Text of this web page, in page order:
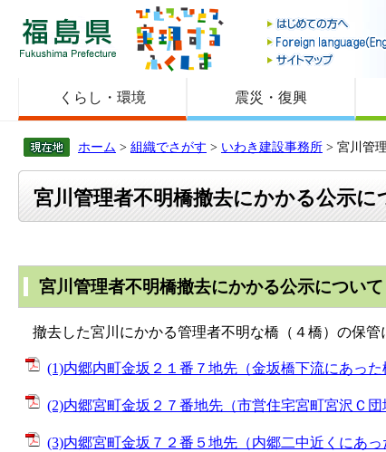
福島県
くらし・環境 震災・復興
ホーム > 組織でさがす > いわき建設事務所 > 宮川管
宮川管理者不明橋撤去にかかる公示に
宮川管理者不明橋撤去にかかる公示について
撤去した宮川にかかる管理者不明な橋（４橋）の保管
(1)内郷内町金坂２１番７地先（金坂橋下流にあっ
(2)内郷宮町金坂２７番地先（市営住宅宮町宮沢Ｃ
(3)内郷宮町金坂７２番５地先（内郷二中近くにあ